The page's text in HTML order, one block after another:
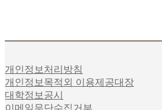
개인정보처리방침
개인정보목적외 이용제공대장
대학정보공시
이메일무단수집거부